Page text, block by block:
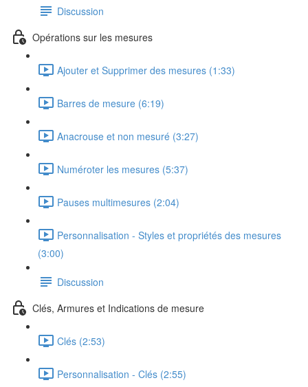
Discussion
Opérations sur les mesures
Ajouter et Supprimer des mesures (1:33)
Barres de mesure (6:19)
Anacrouse et non mesuré (3:27)
Numéroter les mesures (5:37)
Pauses multimesures (2:04)
Personnalisation - Styles et propriétés des mesures
(3:00)
Discussion
Clés, Armures et Indications de mesure
Clés (2:53)
Personnalisation - Clés (2:55)